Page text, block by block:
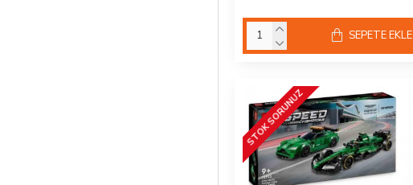
SEPETE EKLE
STOK SORUNUZ